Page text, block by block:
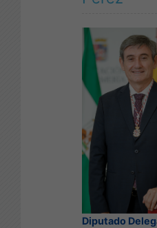
Diputado